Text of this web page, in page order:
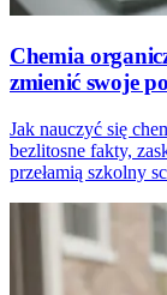
Chemia
zmienić swoje
Jak nauczyć się
bezlitosne fakty,
przełamią szkolny